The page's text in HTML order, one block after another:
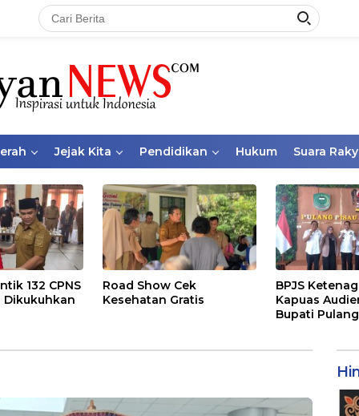
Jejak Kita Pendidikan Hukum Suara
132 CPNS
Dikukuhkan
Road Show Cek
Kesehatan Gratis
BPJS
Kapuas
Bupati